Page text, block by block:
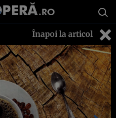
Înapoi la articol